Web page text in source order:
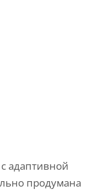
адаптивной
продумана